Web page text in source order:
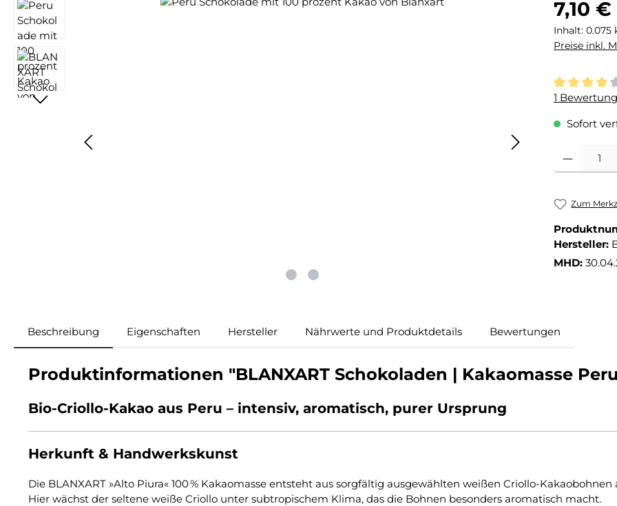
7,10 €
Inhalt: 0.075
Preise inkl.
1 Bewertung
Sofort
Produkt
Zum
Hersteller:
MHD:
Beschreibung Eigenschaften Hersteller Nährwerte und Produktdetails Bewertungen
Produktinformationen "BLANXART Schokoladen | Kakaomasse
Bio-Criollo-Kakao aus Peru – intensiv, aromatisch, purer Ursprung
Herkunft & Handwerkskunst
Die BLANXART »Alto Piura« 100 % Kakaomasse entsteht aus sorgfältig ausgewählten weißen Criollo-
Hier wächst der seltene weiße Criollo unter subtropischem Klima, das die Bohnen besonders aromatisch macht.